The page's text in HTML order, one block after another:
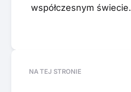
współczesnym świecie.
NA TEJ STRONIE